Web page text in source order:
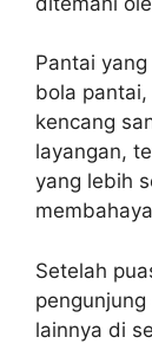
Pantai
bola
kencang
layangan,
yang lebih
Setelah
lainnya di